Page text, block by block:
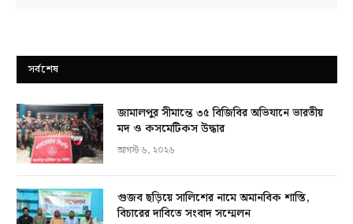
সর্বশেষ
জামালপুর সীমান্তে ৩৫ বিজিবির অভিযানে ভারতীয়
মদ ও কসমেটিকস উদ্ধার
আগস্ট ৬, ২০২৬
গুজব ছড়িয়ে সালিশের নামে অমানবিক শাস্তি,
বিচারের দাবিতে সংবাদ সম্মেলন